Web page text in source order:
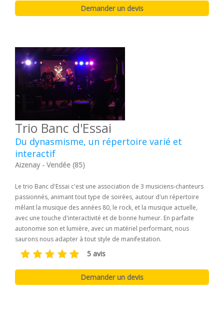
Trio Banc d'Essai
Du dynasmisme, un répertoire varié et
interactif
Aizenay - Vendée (85)
Le trio Banc d'Essai c'est une association de 3 musiciens-chanteurs
passionnés, animant tout type de soirées, autour d'un répertoire
mêlant la musique des années 80, le rock, et la musique actuelle,
avec une touche d'interactivité et de bonne humeur. En parfaite
autonomie son et lumière, avec un matériel performant, nous
saurons nous adapter à tout style de manifestation.
5 avis